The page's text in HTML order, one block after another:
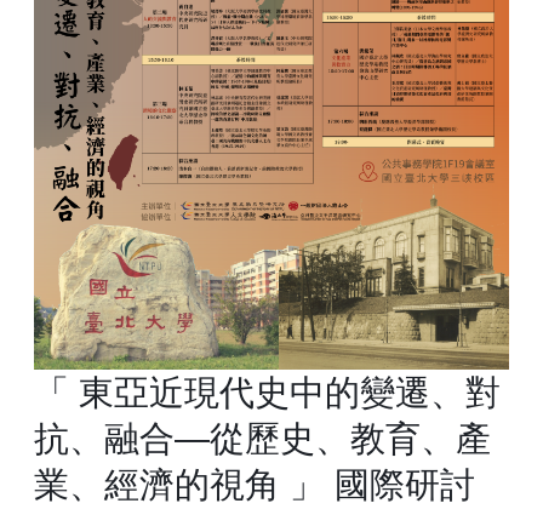
「 東亞近現代史中的變遷、對
抗、融合―從歷史、教育、產
業、經濟的視角 」 國際研討